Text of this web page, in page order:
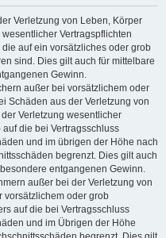
Verletzung von Leben, Körper
Vertragspflichten
auf ein vorsätzliches oder grob
sind. Dies gilt auch für mittelbare
Gewinn.
außer bei vorsätzlichem oder
Schäden aus der Verletzung von
Verletzung wesentlicher
die bei Vertragsschluss
und im übrigen der Höhe nach
begrenzt. Dies gilt auch
entgangenen Gewinn.
außer bei der Verletzung von
vorsätzlichem oder grob
auf die bei Vertragsschluss
und im Übrigen der Höhe